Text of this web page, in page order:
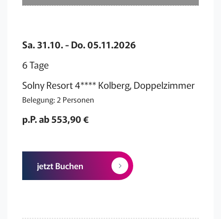
Sa. 31.10. - Do. 05.11.2026
6 Tage
Solny Resort 4**** Kolberg, Doppelzimmer
Belegung: 2 Personen
p.P. ab 553,90 €
jetzt Buchen